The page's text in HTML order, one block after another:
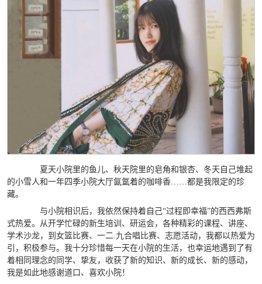
夏天小院里的鱼儿、秋天院里的皂角和银杏、冬天自己堆起
的小雪人和一年四季小院大厅氤氲着的咖啡香……都是我限定的珍
藏。
与小院相识后，我依然保持着自己“过程即幸福”的西西弗斯
式热爱。从开学忙碌的新生培训、研运会，各种精彩的课程、讲座、
学术沙龙，到女篮比赛、一二.九合唱比赛、志愿活动，我都以热爱为
引，积极参与。我十分珍惜每一天在小院的生活，也幸运地遇到了有
着相同理念的同学、挚友，收获了新的知识、新的成长、新的感动，
我是如此地感谢道口、喜欢小院！